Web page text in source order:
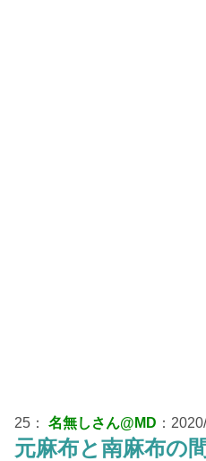
25： 名無しさん@MD ：
元麻布と南麻布の